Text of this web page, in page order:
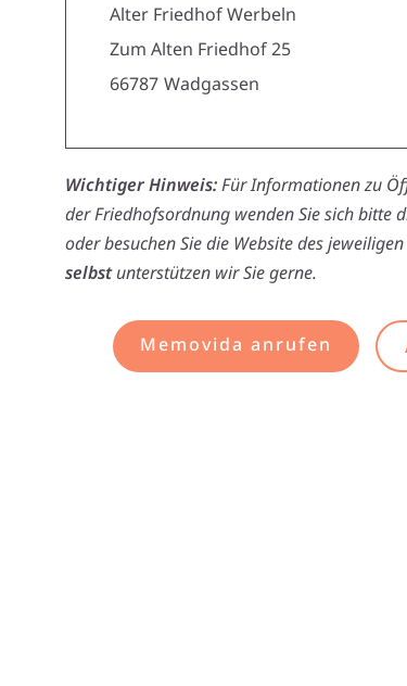
Alter Friedhof Werbeln
Zum Alten Friedhof 25
66787 Wadgassen
Wichtiger Hinweis:Für Informationen zu
der Friedhofsordnung wenden Sie sich bitte
oder besuchen Sie die Website des
selbstunterstützen wir Sie gerne.
Memovida anrufen